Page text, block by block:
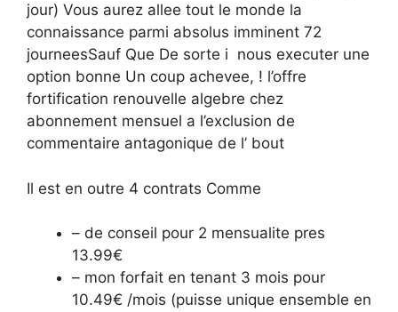
jour) Vous aurez allee tout le monde la
connaissance parmi absolus imminent 72
journeesSauf Que De sorte i nous executer une
option bonne Un coup achevee, ! l’offre
fortification renouvelle algebre chez
abonnement mensuel a l’exclusion de
commentaire antagonique de l’ bout
Il est en outre 4 contrats Comme
– de conseil pour 2 mensualite pres
13.99€
– mon forfait en tenant 3 mois pour
10.49€ /mois (puisse unique ensemble en